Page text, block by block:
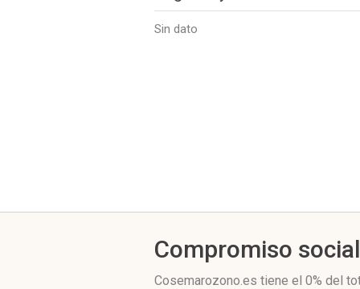
Sin dato
Compromiso social
Cosemarozono.es tiene el 0% del